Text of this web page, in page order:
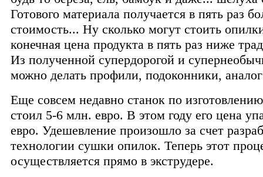
Готового материала получается в пять раз
стоимость... Ну сколько могут стоить
конечная цена продукта в пять раз ниже
Из полученной супердорогой и
можно делать профили, подоконники,
Еще совсем недавно станок по
стоил 5-6 млн. евро. В этом году его цена
евро. Удешевление произошло за счет
технологии сушки опилок. Теперь этот
осуществляется прямо в экструдере.